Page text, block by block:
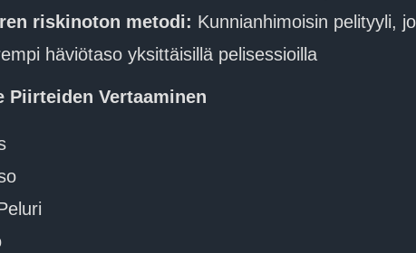
riskinoton metodi: Kunnianhimoisin pelityyli,
häviötaso yksittäisillä pelisessioilla
Piirteiden Vertaaminen